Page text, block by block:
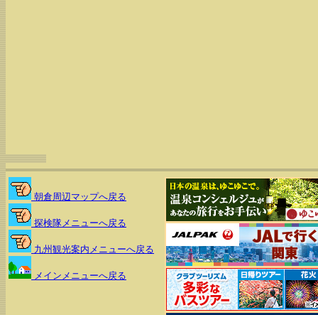
朝倉周辺マップへ戻る
探検隊メニューへ戻る
九州観光案内メニューへ戻る
メインメニューへ戻る